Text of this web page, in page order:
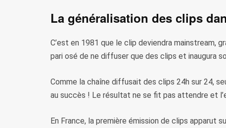
La généralisation des clips
C’est en 1981 que le clip deviendra mainstream,
pari osé de ne diffuser que des clips et inaugura
Comme la chaîne diffusait des clips 24h sur 24,
au succès ! Le résultat ne se fit pas attendre et
En France, la première émission de clips